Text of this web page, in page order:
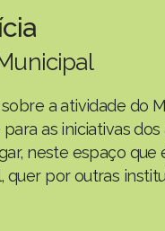
a atividade do
para as iniciativas
neste espaço
quer por outras